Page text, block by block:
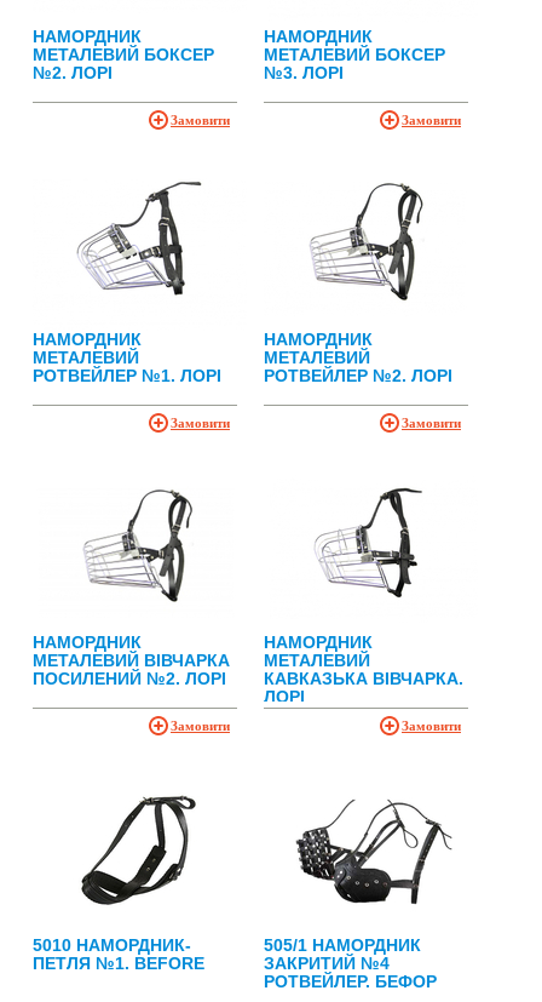
НАМОРДНИК
МЕТАЛЕВИЙ БОКСЕР
№2. ЛОРІ
Замовити
НАМОРДНИК
МЕТАЛЕВИЙ БОКСЕР
№3. ЛОРІ
Замовити
НАМОРДНИК
МЕТАЛЕВИЙ
РОТВЕЙЛЕР №1. ЛОРІ
Замовити
НАМОРДНИК
МЕТАЛЕВИЙ
РОТВЕЙЛЕР №2. ЛОРІ
Замовити
НАМОРДНИК
МЕТАЛЕВИЙ ВІВЧАРКА
ПОСИЛЕНИЙ №2. ЛОРІ
Замовити
НАМОРДНИК
МЕТАЛЕВИЙ
КАВКАЗЬКА ВІВЧАРКА.
ЛОРІ
Замовити
5010 НАМОРДНИК-
ПЕТЛЯ №1. BEFORE
505/1 НАМОРДНИК
ЗАКРИТИЙ №4
РОТВЕЙЛЕР. БЕФОР